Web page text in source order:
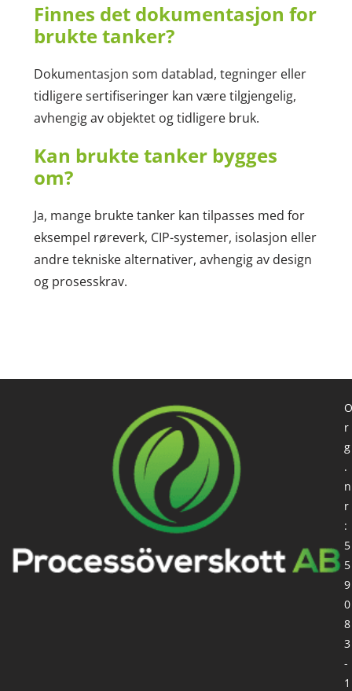
Finnes det dokumentasjon for
brukte tanker?
Dokumentasjon som datablad, tegninger eller
tidligere sertifiseringer kan være tilgjengelig,
avhengig av objektet og tidligere bruk.
Kan brukte tanker bygges
om?
Ja, mange brukte tanker kan tilpasses med for
eksempel røreverk, CIP-systemer, isolasjon eller
andre tekniske alternativer, avhengig av design
og prosesskrav.
O
r
g
.
n
r
:
5
5
9
0
8
3
-
1